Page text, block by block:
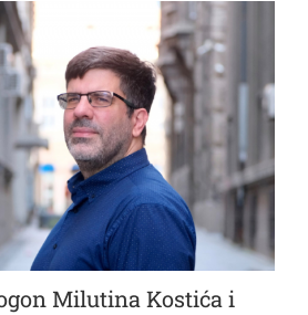
Milutina Kostića i